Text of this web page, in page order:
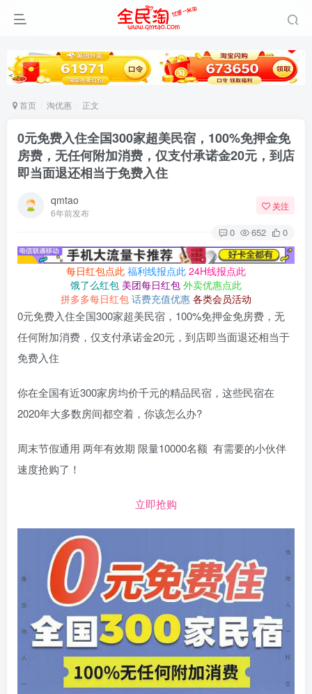
首页 淘优惠 正文
0元免费入住全国300家超美民宿，100%免押金免
房费，无任何附加消费，仅支付承诺金20元，到店
即当面退还相当于免费入住
qmtao
6年前发布
关注
0 652 0
每日红包点此 福利线报点此 24H线报点此
饿了么红包 美团每日红包 外卖优惠点此
拼多多每日红包 话费充值优惠 各类会员活动
0元免费入住全国300家超美民宿，100%免押金免房费，无
任何附加消费，仅支付承诺金20元，到店即当面退还相当于
免费入住
你在全国有近300家房均价千元的精品民宿，这些民宿在
2020年大多数房间都空着，你该怎么办?
周末节假通用 两年有效期 限量10000名额 有需要的小伙伴
速度抢购了！
立即抢购